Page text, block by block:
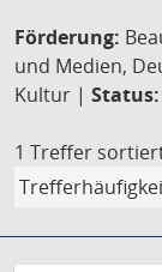
Förderung:
und Medien,
Kultur | Status:
1 Treffer